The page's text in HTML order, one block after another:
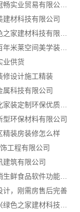
国内轮胎批发公司流程湖北省腾冠畅实业贸易有限公司规范交易
材科技有限公司
武汉高端家装口碑怎么样，湖北百年米莱空间美学装饰材料有限公司实力说话
业供货
修设计施工精装
属科技有限公司
绍兴卓鑫装饰材料有限公司个性化家装定制环保优质材料
环保材料有限公司
精装房装修怎么样
工程有限公司
建筑有限公司
湖北省惠物电子商务有限公司畅销生鲜食品软件功能解析
计，刚需房售后完善